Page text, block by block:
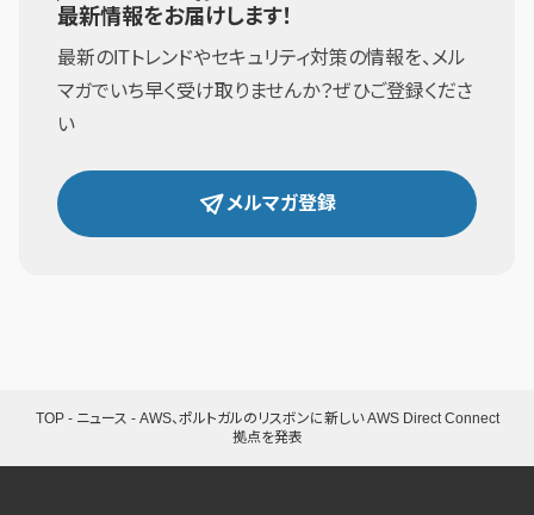
最新情報をお届けします！
最新のITトレンドやセキュリティ対策の情報を、メル
マガでいち早く受け取りませんか？ぜひご登録くださ
い
メルマガ登録
TOP- ニュース - AWS、ポルトガルのリスボンに新しい AWS Direct Connect
拠点を発表